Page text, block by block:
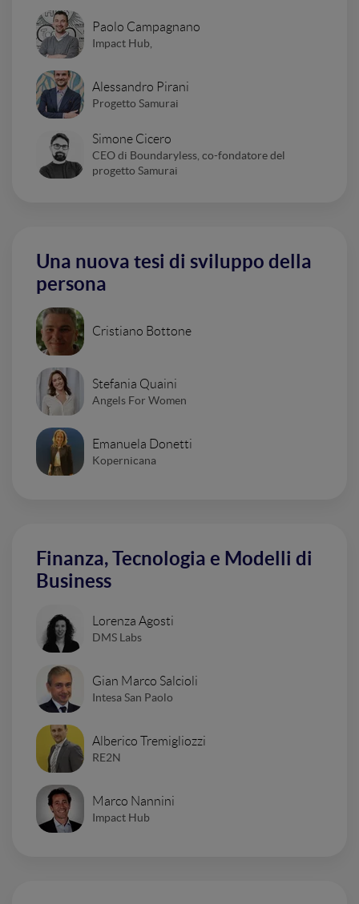
Paolo Campagnano
Impact Hub,
Alessandro Pirani
Progetto Samurai
Simone Cicero
CEO di Boundaryless, co-fondatore del
progetto Samurai
Una nuova tesi di sviluppo della
persona
Cristiano Bottone
Stefania Quaini
Angels For Women
Emanuela Donetti
Kopernicana
Finanza, Tecnologia e Modelli di
Business
Lorenza Agosti
DMS Labs
Gian Marco Salcioli
Intesa San Paolo
Alberico Tremigliozzi
RE2N
Marco Nannini
Impact Hub